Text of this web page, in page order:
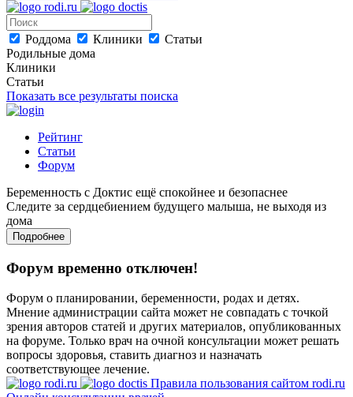
Роддома Клиники
Статьи
Родильные дома
Клиники
Статьи
Показать все результаты поиска
Рейтинг
Статьи
Форум
Беременность с Доктис ещё спокойнее и безопаснее
Следите за сердцебиением будущего малыша, не выходя из
дома
Подробнее
Форум временно отключен!
Форум о планировании, беременности, родах и детях.
Мнение администрации сайта может не совпадать с точкой
зрения авторов статей и других материалов, опубликованных
на форуме. Только врач на очной консультации может решать
вопросы здоровья, ставить диагноз и назначать
соответствующее лечение.
Правила пользования сайтом rodi.ru